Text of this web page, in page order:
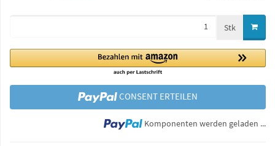
Stk
CONSENT ERTEILEN
Komponenten werden geladen ...